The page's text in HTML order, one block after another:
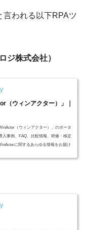
言われる以下RPAツ
株式会社）
（ウィンアクター）」｜
（ウィンアクター）」のポータ
入事例、FAQ、比較情報、研修・検定
に関するあらゆる情報をお届け